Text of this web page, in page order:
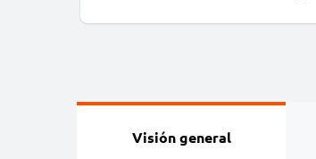
Visión general